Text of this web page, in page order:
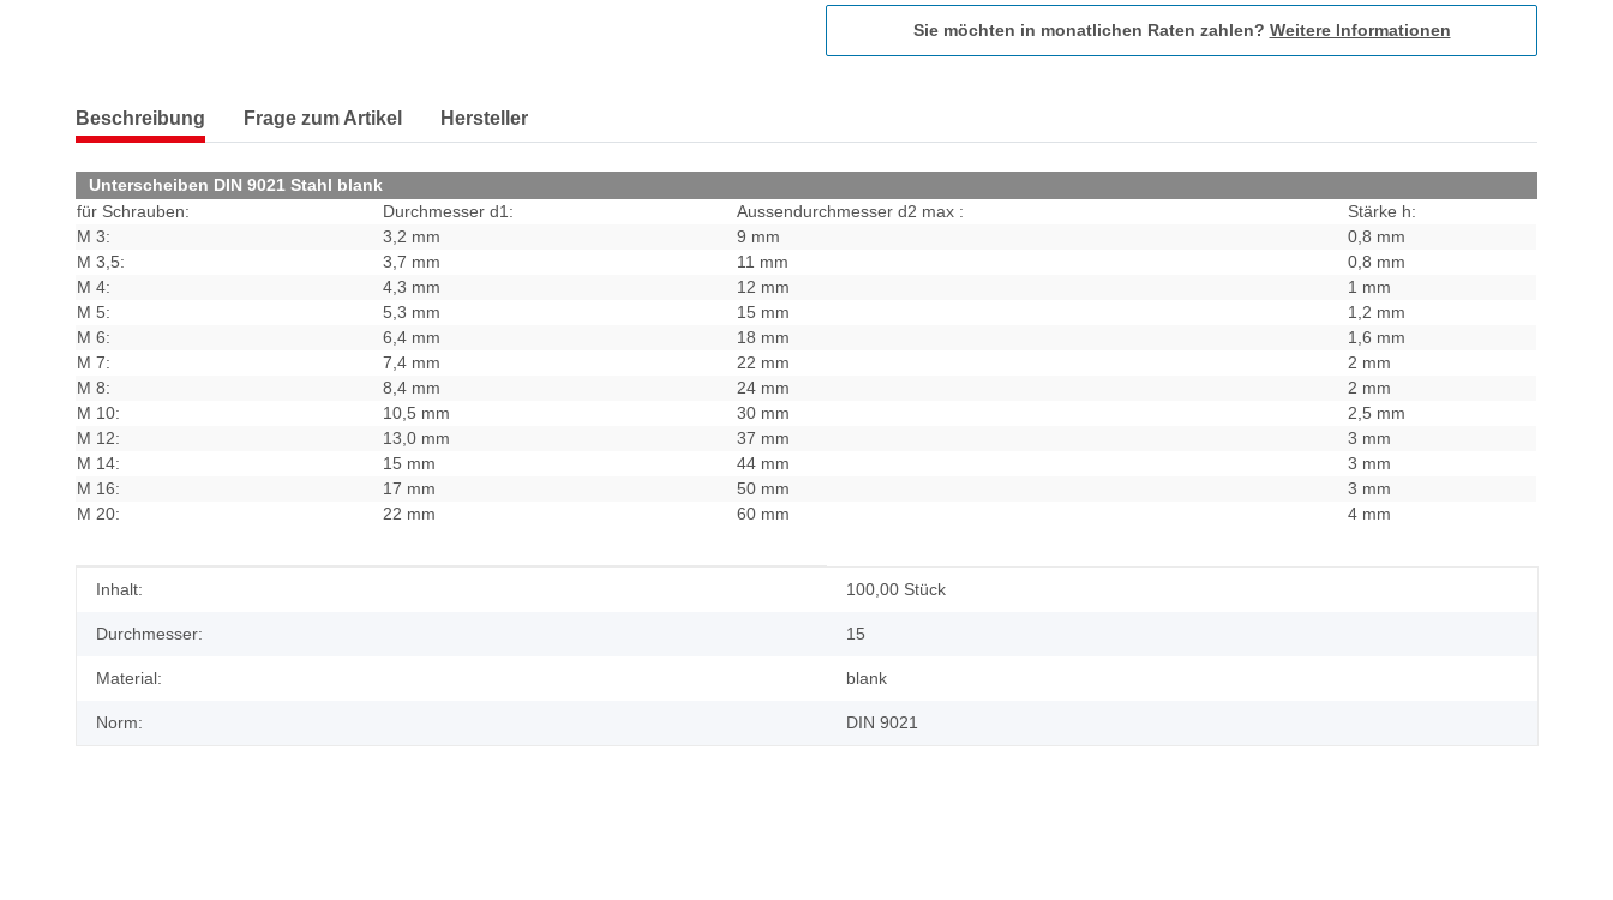
Sie möchten in monatlichen Raten zahlen? Weitere Informationen
Beschreibung Frage zum Artikel Hersteller
Unterscheiben DIN 9021 Stahl blank
für Schrauben:
Durchmesser d1: Aussendurchmesser d2 max :
Stärke h:
M 3:
3,2 mm 9 mm
0,8 mm
M 3,5:
3,7 mm 11 mm
0,8 mm
M 4:
4,3 mm 12 mm
1 mm
M 5:
5,3 mm 15 mm
1,2 mm
M 6:
6,4 mm 18 mm
1,6 mm
M 7:
7,4 mm 22 mm
2 mm
M 8:
8,4 mm 24 mm
2 mm
M 10:
10,5 mm 30 mm
2,5 mm
M 12:
13,0 mm 37 mm
3 mm
M 14:
15 mm 44 mm
3 mm
M 16:
17 mm 50 mm
3 mm
M 20:
22 mm 60 mm 4 mm
Produkteigenschaft
Wert
Inhalt: 100,00 Stück
Durchmesser: 15
Material: blank
Norm: DIN 9021